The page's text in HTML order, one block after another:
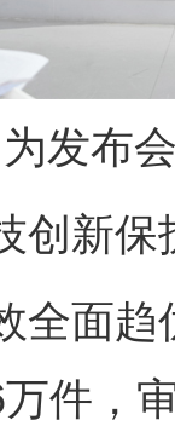
发布
新保
面趋
件，